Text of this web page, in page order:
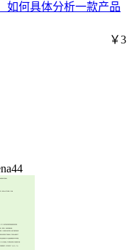
如何具体分析一款产品
￥3